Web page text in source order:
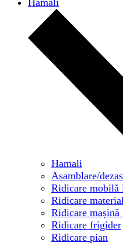
Hamali
Asamblare/
Ridicare mobilă
Ridicare
Ridicare mașină
Ridicare frigider
Ridicare pian